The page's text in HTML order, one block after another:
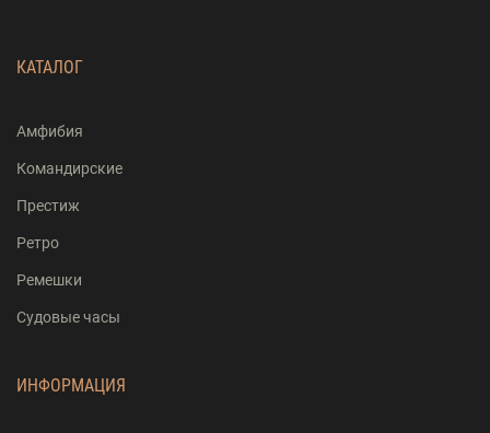
КАТАЛОГ
Амфибия
Командирские
Престиж
Ретро
Ремешки
Судовые часы
ИНФОРМАЦИЯ